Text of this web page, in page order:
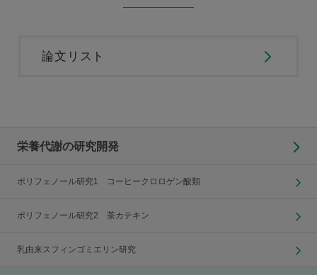
論文リスト
栄養代謝の研究開発
ポリフェノール研究1 コーヒークロロゲン酸類
ポリフェノール研究2 茶カテキン
乳由来スフィンゴミエリン研究